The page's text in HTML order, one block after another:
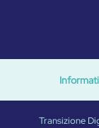
Transizione